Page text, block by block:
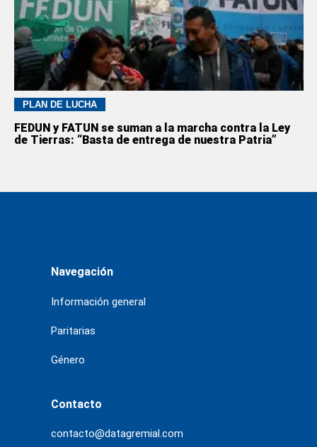
PLAN DE LUCHA
FEDUN y FATUN se suman a la marcha contra la Ley
de Tierras: “Basta de entrega de nuestra Patria”
Navegación
Información general
Paritarias
Género
Contacto
contacto@datagremial.com